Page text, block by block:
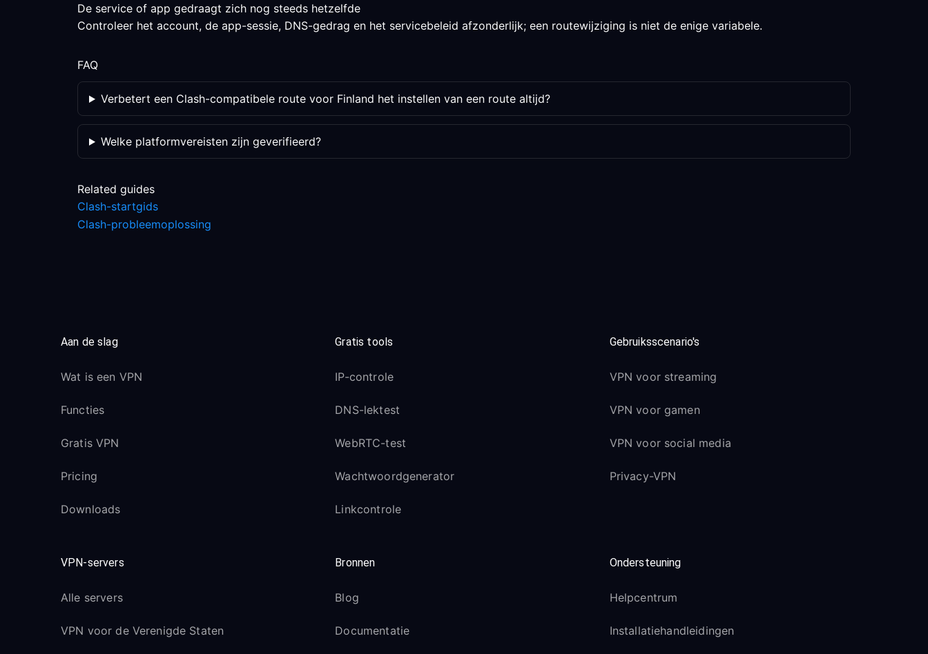
De service of app gedraagt zich nog steeds hetzelfde
Controleer het account, de app-sessie, DNS-gedrag en het servicebeleid afzonderlijk; een routewijziging is niet de enige variabele.
FAQ
Verbetert een Clash-compatibele route voor Finland het instellen van een route altijd?
Welke platformvereisten zijn geverifieerd?
Related guides
Clash-startgids
Clash-probleemoplossing
Aan de slag
Wat is een VPN
Functies
Gratis VPN
Pricing
Downloads
Gratis tools
IP-controle
DNS-lektest
WebRTC-test
Wachtwoordgenerator
Linkcontrole
Gebruiksscenario's
VPN voor streaming
VPN voor gamen
VPN voor social media
Privacy-VPN
VPN-servers
Alle servers
VPN voor de Verenigde Staten
Bronnen
Blog
Documentatie
Ondersteuning
Helpcentrum
Installatiehandleidingen